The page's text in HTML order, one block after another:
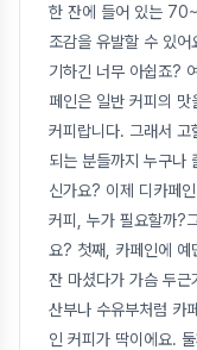
한 잔에 들어 있는
조감을 유발할 수 있
기하긴 너무 아쉽죠?
페인은 일반 커피의
커피랍니다. 그래서 고
되는 분들까지 누구나
신가요? 이제 디카페
커피, 누가 필요할까?
요? 첫째, 카페인에 예
잔 마셨다가 가슴 두
산부나 수유부처럼 카
인 커피가 딱이에요.